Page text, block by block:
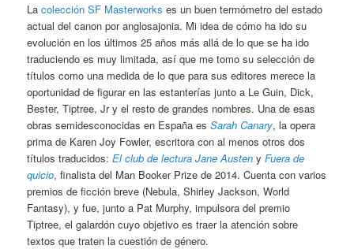
Lacolección SF Masterworks es un buen termómetro del estado
actual del canon por anglosajonia. Mi idea de cómo ha ido su
evolución en los últimos 25 años más allá de lo que se ha ido
traduciendo es muy limitada, así que me tomo su selección de
títulos como una medida de lo que para sus editores merece la
oportunidad de figurar en las estanterías junto a Le Guin, Dick,
Bester, Tiptree, Jr y el resto de grandes nombres. Una de esas
obras semidesconocidas en España esSarah Canary, la opera
prima de Karen Joy Fowler, escritora con al menos otros dos
títulos traducidos:El club de lectura Jane Austen yFuera de
quicio, finalista del Man Booker Prize de 2014. Cuenta con varios
premios de ficción breve (Nebula, Shirley Jackson, World
Fantasy), y fue, junto a Pat Murphy, impulsora del premio
Tiptree, el galardón cuyo objetivo es traer la atención sobre
textos que traten la cuestión de género.